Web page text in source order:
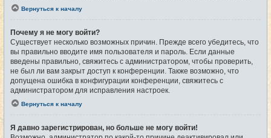
Вернуться к началу
Почему я не могу войти?
Существует несколько возможных причин. Прежде всего убедитесь, что
вы правильно вводите имя пользователя и пароль. Если данные
введены правильно, свяжитесь с администратором, чтобы проверить,
не был ли вам закрыт доступ к конференции. Также возможно, что
допущена ошибка в конфигурации конференции, свяжитесь с
администратором для исправления настроек.
Вернуться к началу
Я давно зарегистрирован, но больше не могу войти!